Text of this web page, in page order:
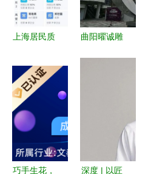
融合
上海居民质
天的公司竟
成保供物资
供应商，官
方回应 经
营范围含工
艺美术品及
曲阳曜诚雕
及礼仪用品
制造
巧手生花， 深度 | 以匠